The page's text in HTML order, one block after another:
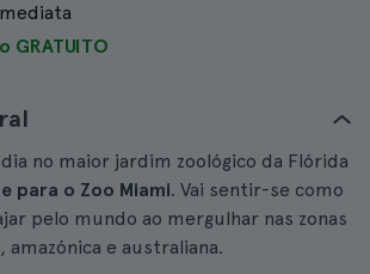
GRATUITO
no maior jardim zoológico da Flórida
para o Zoo Miami. Vai sentir-se como
pelo mundo ao mergulhar nas zonas
amazónica e australiana.